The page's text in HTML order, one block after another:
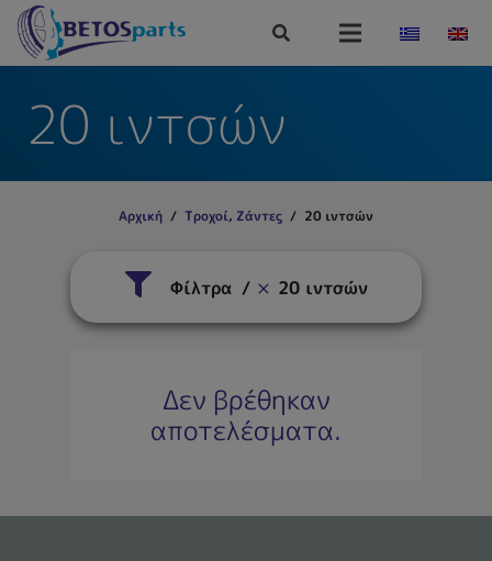
20 ιντσών
Αρχική / Τροχοί, Ζάντες / 20 ιντσών
Φίλτρα 20 ιντσών
Δεν βρέθηκαν
αποτελέσματα.